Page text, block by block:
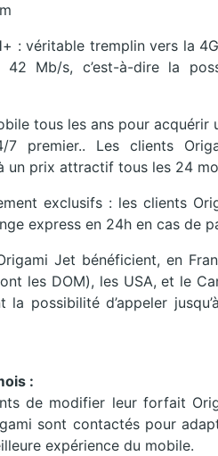
: véritable tremplin vers la
42 Mb/s, c’est-à-dire la
tous les ans pour
premier.. Les clients
un prix attractif tous les 24
exclusifs : les clients
express en 24h en cas de
Jet bénéficient, en
les DOM), les USA, et le
la possibilité d’appeler
:
de modifier leur forfait
sont contactés pour
expérience du mobile.